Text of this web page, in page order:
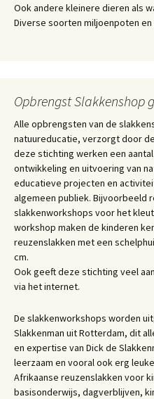
Ook andere kleinere dieren als
Diverse soorten miljoenpoten
Opbrengst Slakkenshop
Alle opbrengsten van de
natuureducatie, verzorgt door
deze stichting werken een
ontwikkeling en uitvoering van
educatieve projecten en
algemeen publiek. Bijvoorbeeld
slakkenworkshops voor het
workshop maken de kinderen
reuzenslakken met een
cm.
Ook geeft deze stichting veel
via het internet.
De slakkenworkshops worden
Slakkenman uit Rotterdam, dit
en expertise van Dick de
leerzaam en vooral ook erg
Afrikaanse reuzenslakken voor
basisonderwijs, dagverblijven,